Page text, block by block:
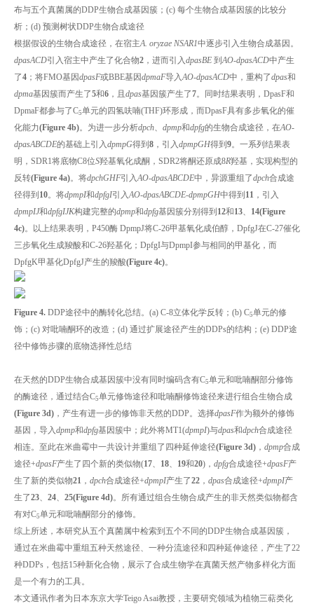
布与五个真菌属的DDP生物合成基因簇；(c) 每个生物合成基因簇的比较分
析；(d) 预测树状DDP生物合成途径
根据假设的生物合成途径，在宿主A. oryzae NSAR1中逐步引入生物合成基因。
dpasACD引入宿主中产生了化合物2 ，进而引入dpasBE 到AO-dpasACD中产生
了4 ；将FMO基因dpasF或BBE基因dpmaF导入AO-dpasACD中，重构了dpas和
dpma基因簇而产生了5和6 ，且 dpas基因簇产生了7。同时结果表明，DpasF和
DpmaF都参与了C5单元的四氢呋喃(THF)环形成，而DpasF具有多步氧化的催
化能力(Figure 4b)。为进一步分析dpch、 dpmp和dpfg的生物合成途径，在AO-
dpasABCDE的基础上引入dpmpG得到 8 ，引入dpmpGH得到 9。一系列结果表
明，SDR1将底物C8位S羟基氧化成酮，SDR2将酮还原成8R羟基，实现构型的
反转(Figure 4a)。将dpchGHF引入AO-dpasABCDE中，异源重组了dpch合成途
径得到 10。将dpmpI和dpfgI引入AO-dpasABCDE-dpmpGH中得到 11 ，引入
dpmpIJ和dpfgIJK构建完整的dpmp和dpfg基因簇分别得到 12和13、 14(Figure
4c)。以上结果表明，P450酶 DpmpJ将C-26甲基氧化成伯醇，DpfgJ在C-27催化
三步氧化生成羧酸和C-26羟基化；DpfgI与DpmpI参与相同的甲基化，而
DpfgK甲基化DpfgJ产生的羧酸(Figure 4c)。
Figure 4. DDP途径中的酶转化总结。(a) C-8立体化学反转；(b) C5单元的修
饰；(c) 对吡喃酮环的改造；(d) 通过扩展途径产生的DDPs的结构；(e) DDP途
径中修饰步骤的底物选择性总结
在天然的DDP生物合成基因簇中没有同时编码含有C5单元和吡喃酮部分修饰
的酶途径，通过结合C5单元修饰途径和吡喃酮修饰途径来进行组合生物合成
(Figure 3d) ，产生有进一步的修饰非天然的DDP。选择dpasF作为额外的修饰
基因，导入dpmp和dpfg基因簇中；此外将MT1(dpmpI)与dpas和dpch合成途径
相连。至此在米曲霉中一共设计并重组了四种延伸途径(Figure 3d) ， dpmp合成
途径+dpasF产生了四个新的类似物(17、 18、 19和20)， dpfg合成途径+dpasF产
生了新的类似物21 ， dpch合成途径+dpmpI产生了22 ， dpas合成途径+dpmpI产
生了23、 24、 25(Figure 4d)。所有通过组合生物合成产生的非天然类似物都含
有对C5单元和吡喃酮部分的修饰。
综上所述，本研究从五个真菌属中检索到五个不同的DDP生物合成基因簇，
通过在米曲霉中重组五种天然途径、一种分流途径和四种延伸途径，产生了22
种DDPs，包括15种新化合物，展示了合成生物学在真菌天然产物多样化方面
是一个有力的工具。
本文通讯作者为日本东京大学Teigo Asai教授，主要研究领域为植物三萜类化